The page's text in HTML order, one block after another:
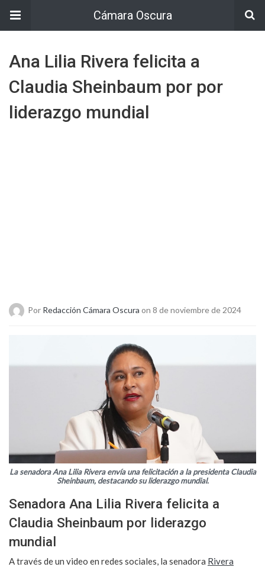
Cámara Oscura
Ana Lilia Rivera felicita a
Claudia Sheinbaum por por
liderazgo mundial
Por Redacción Cámara Oscura on 8 de noviembre de 2024
La senadora Ana Lilia Rivera envía una felicitación a la presidenta Claudia
Sheinbaum, destacando su liderazgo mundial.
Senadora Ana Lilia Rivera felicita a
Claudia Sheinbaum por liderazgo
mundial
A través de un video en redes sociales, la senadora Rivera